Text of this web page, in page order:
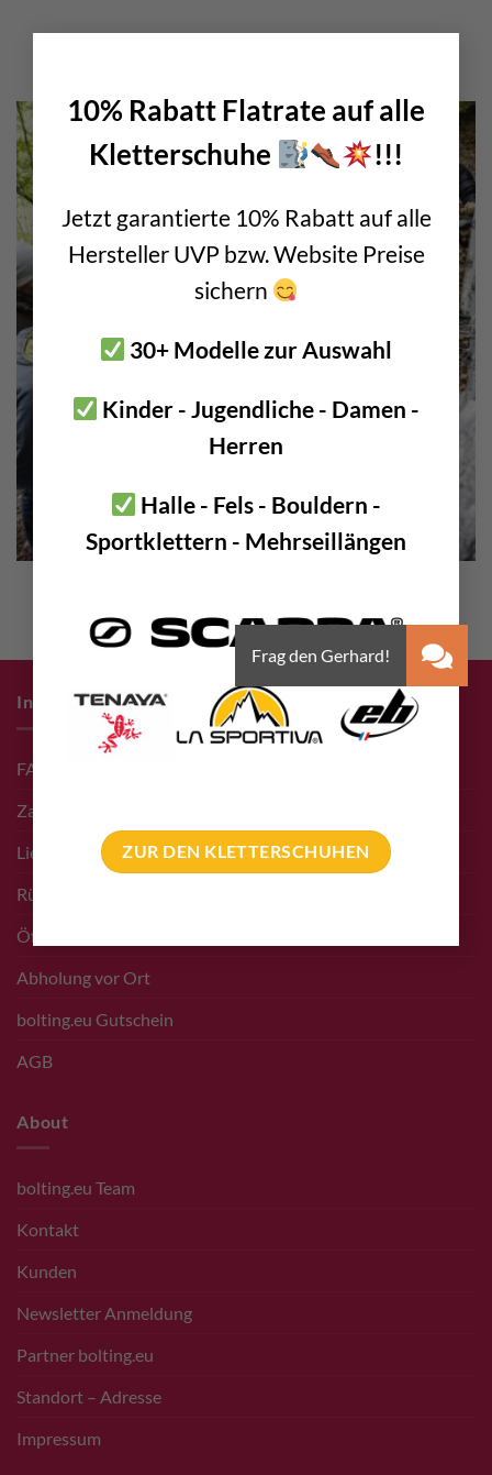
10% Rabatt Flatrate auf alle
Kletterschuhe
!!!
Jetzt garantierte 10% Rabatt auf alle
Hersteller UVP bzw. Website Preise
sichern
30+ Modelle zur Auswahl
Kinder - Jugendliche - Damen -
Herren
Halle - Fels - Bouldern -
Sportklettern - Mehrseillängen
ZUR DEN KLETTERSCHUHEN
Infos zum Einkauf
FAQ
Zahlungsarten
Liefer- & Versand Infos
Rücksendungen
Öffnungszeiten Shop
Abholung vor Ort
bolting.eu Gutschein
AGB
About
bolting.eu Team
Kontakt
Kunden
Newsletter Anmeldung
Partner bolting.eu
Standort – Adresse
Impressum